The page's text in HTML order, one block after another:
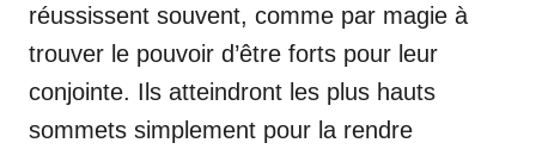
réussissent souvent, comme par magie à
trouver le pouvoir d’être forts pour leur
conjointe. Ils atteindront les plus hauts
sommets simplement pour la rendre